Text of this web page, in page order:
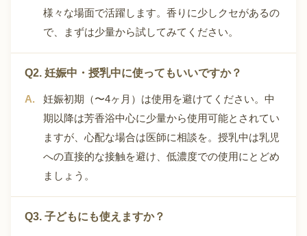
様々な場面で活躍します。香りに少しクセがあるの
で、まずは少量から試してみてください。
Q2. 妊娠中・授乳中に使ってもいいですか？
妊娠初期（〜4ヶ月）は使用を避けてください。中
期以降は芳香浴中心に少量から使用可能とされてい
ますが、心配な場合は医師に相談を。授乳中は乳児
への直接的な接触を避け、低濃度での使用にとどめ
ましょう。
Q3. 子どもにも使えますか？